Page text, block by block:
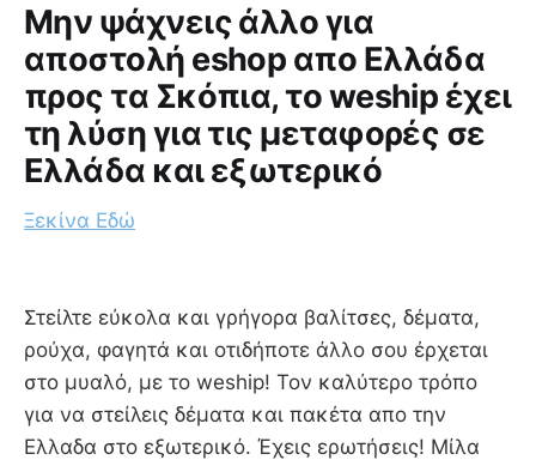
Μην ψάχνεις άλλο για
αποστολή eshop απο Ελλάδα
προς τα Σκόπια, το weship έχει
τη λύση για τις μεταφορές σε
Ελλάδα και εξωτερικό
Ξεκίνα Εδώ
Στείλτε εύκολα και γρήγορα βαλίτσες, δέματα,
ρούχα, φαγητά και οτιδήποτε άλλο σου έρχεται
στο μυαλό, με το weship! Τον καλύτερο τρόπο
για να στείλεις δέματα και πακέτα απο την
Ελλαδα στο εξωτερικό. Έχεις ερωτήσεις! Μίλα